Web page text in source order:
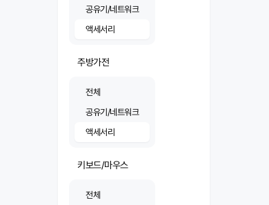
공유기/네트워크
액세서리
주방가전
전체
공유기/네트워크
액세서리
키보드/마우스
전체